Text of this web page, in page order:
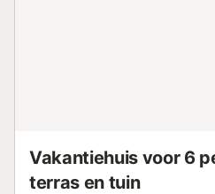
Vakantiehuis voor 6
terras en tuin